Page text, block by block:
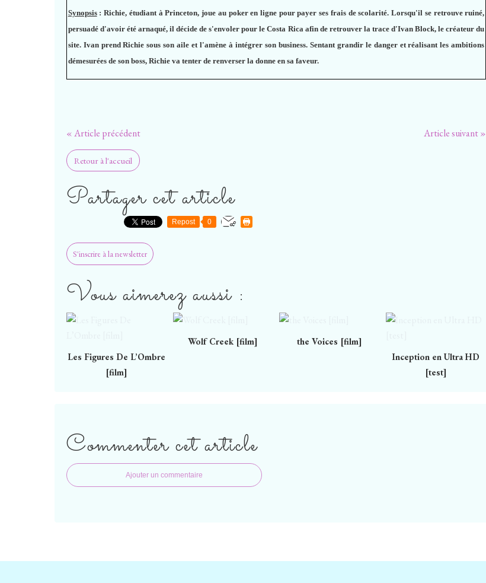
Synopsis: Richie, étudiant à Princeton, joue au poker en ligne pour payer ses frais de scolarité. Lorsqu'il se retrouve ruiné,
persuadé d'avoir été arnaqué, il décide de s'envoler pour le Costa Rica afin de retrouver la trace d'Ivan Block, le créateur du
site. Ivan prend Richie sous son aile et l'amène à intégrer son business. Sentant grandir le danger et réalisant les ambitions
démesurées de son boss, Richie va tenter de renverser la donne en sa faveur.
« Article précédent Article suivant »
Retour à l'accueil
Partager cet article
Repost 0
S'inscrire à la newsletter
Vous aimerez aussi :
Les Figures De L’Ombre
[film]
Wolf Creek [film]
the Voices [film]
Inception en Ultra HD
[test]
Commenter cet article
Ajouter un commentaire